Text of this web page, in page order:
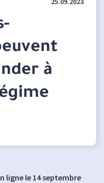
à
ligne le 14 septembre